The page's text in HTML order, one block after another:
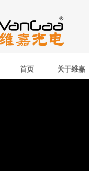
首页 关于维嘉